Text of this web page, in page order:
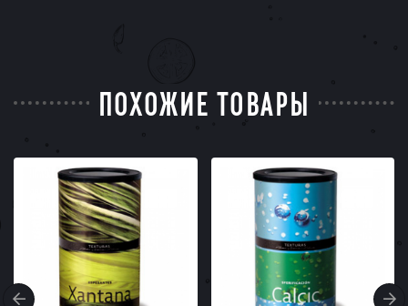
ПОХОЖИЕ ТОВАРЫ